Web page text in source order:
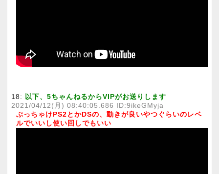
18: 以下、5ちゃんねるからVIPがお送りします
2021/04/12(月) 08:40:05.686 ID:9ikeGMyja
ぶっちゃけPS2とかDSの、動きが良いやつぐらいのレベ
ルでいいし使い回しでもいい